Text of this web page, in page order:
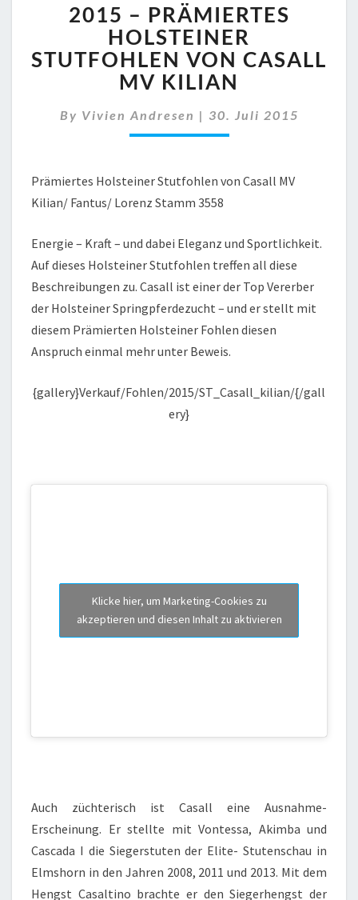
–
PRÄMIERTES
HOLSTEINER
STUTFOHLEN
VON
MV
KILIAN
2015 – PRÄMIERTES
HOLSTEINER
STUTFOHLEN VON CASALL
MV KILIAN
By Vivien Andresen | 30. Juli 2015
Prämiertes Holsteiner Stutfohlen von Casall MV
Kilian/ Fantus/ Lorenz Stamm 3558
Energie – Kraft – und dabei Eleganz und Sportlichkeit.
Auf dieses Holsteiner Stutfohlen treffen all diese
Beschreibungen zu. Casall ist einer der Top Vererber
der Holsteiner Springpferdezucht – und er stellt mit
diesem Prämierten Holsteiner Fohlen diesen
Anspruch einmal mehr unter Beweis.
{gallery}Verkauf/Fohlen/2015/ST_Casall_kilian/{/gall
ery}
Klicke hier, um Marketing-Cookies zu
akzeptieren und diesen Inhalt zu aktivieren
Auch züchterisch ist Casall eine Ausnahme-
Erscheinung. Er stellte mit Vontessa, Akimba und
Cascada I die Siegerstuten der Elite- Stutenschau in
Elmshorn in den Jahren 2008, 2011 und 2013. Mit dem
Hengst Casaltino brachte er den Siegerhengst der